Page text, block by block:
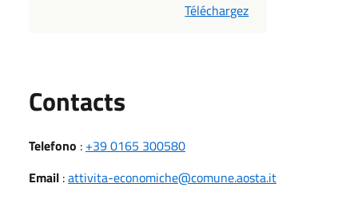
Téléchargez
Contacts
Telefono : +39 0165 300580
Email :attivita-economiche@comune.aosta.it